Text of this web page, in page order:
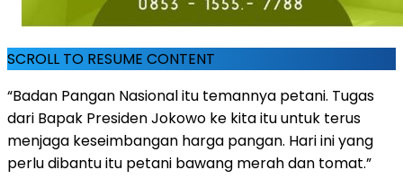
SCROLL TO RESUME CONTENT
“Badan Pangan Nasional itu temannya petani. Tugas
dari Bapak Presiden Jokowo ke kita itu untuk terus
menjaga keseimbangan harga pangan. Hari ini yang
perlu dibantu itu petani bawang merah dan tomat.”